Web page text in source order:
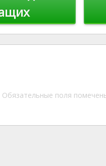
Обязательные поля